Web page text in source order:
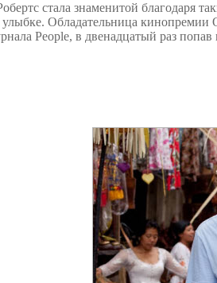
стала знаменитой благодаря
Обладательница кинопремии
People, в двенадцатый раз